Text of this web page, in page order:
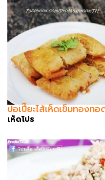
ปอเปี๊ยะไส้เห็ดเข็มทองทอ
เห็ดโปร